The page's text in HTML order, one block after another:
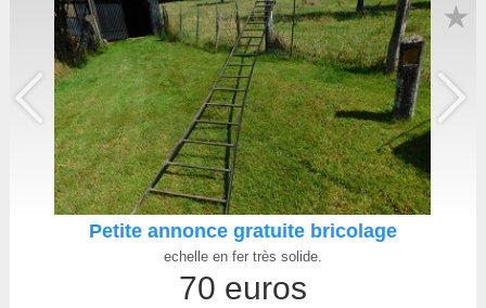
Petite annonce gratuite bricolage
echelle en fer très solide.
70 euros
★